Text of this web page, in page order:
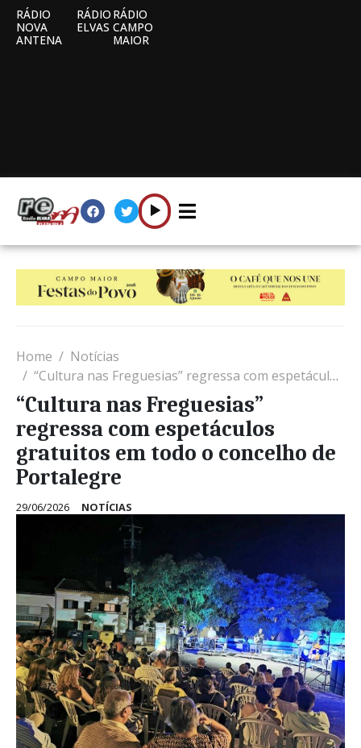
RÁDIO
NOVA
ANTENA
RÁDIO
ELVAS
RÁDIO
CAMPO
MAIOR
Home
Notícias
“Cultura nas Freguesias” regressa com espetáculos gratuitos em todo o concelho de Portalegre
“Cultura nas Freguesias”
regressa com espetáculos
gratuitos em todo o concelho de
Portalegre
29/06/2026 NOTÍCIAS